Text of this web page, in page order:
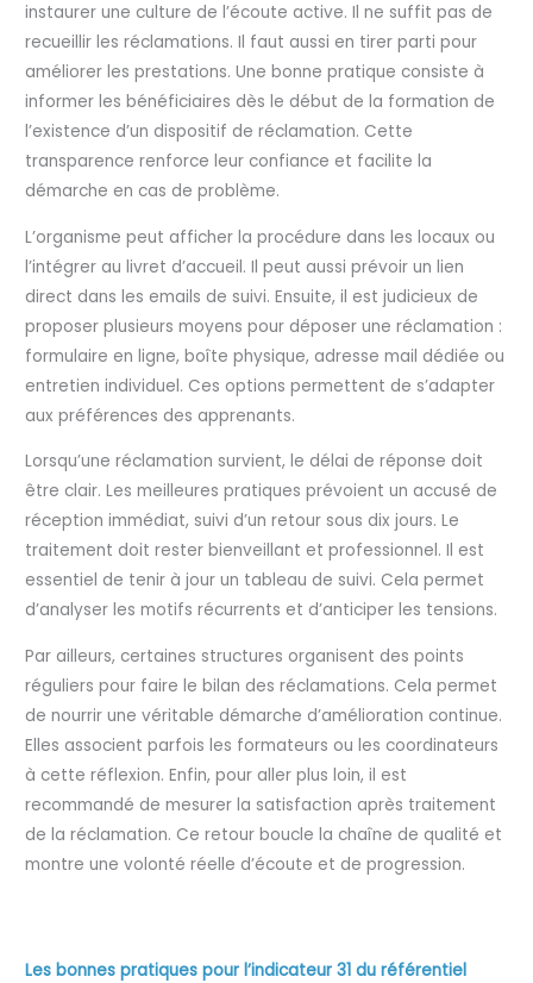
instaurer une culture de l’écoute active. Il ne suffit pas de
recueillir les réclamations. Il faut aussi en tirer parti pour
améliorer les prestations. Une bonne pratique consiste à
informer les bénéficiaires dès le début de la formation de
l’existence d’un dispositif de réclamation. Cette
transparence renforce leur confiance et facilite la
démarche en cas de problème.
L’organisme peut afficher la procédure dans les locaux ou
l’intégrer au livret d’accueil. Il peut aussi prévoir un lien
direct dans les emails de suivi. Ensuite, il est judicieux de
proposer plusieurs moyens pour déposer une réclamation :
formulaire en ligne, boîte physique, adresse mail dédiée ou
entretien individuel. Ces options permettent de s’adapter
aux préférences des apprenants.
Lorsqu’une réclamation survient, le délai de réponse doit
être clair. Les meilleures pratiques prévoient un accusé de
réception immédiat, suivi d’un retour sous dix jours. Le
traitement doit rester bienveillant et professionnel. Il est
essentiel de tenir à jour un tableau de suivi. Cela permet
d’analyser les motifs récurrents et d’anticiper les tensions.
Par ailleurs, certaines structures organisent des points
réguliers pour faire le bilan des réclamations. Cela permet
de nourrir une véritable démarche d’amélioration continue.
Elles associent parfois les formateurs ou les coordinateurs
à cette réflexion. Enfin, pour aller plus loin, il est
recommandé de mesurer la satisfaction après traitement
de la réclamation. Ce retour boucle la chaîne de qualité et
montre une volonté réelle d’écoute et de progression.
Les bonnes pratiques pour l’indicateur 31 du référentiel